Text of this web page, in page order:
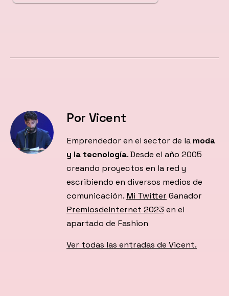
Por Vicent
Emprendedor en el sector de la moda
y la tecnología. Desde el año 2005
creando proyectos en la red y
escribiendo en diversos medios de
comunicación. Mi Twitter Ganador
PremiosdeInternet 2023 en el
apartado de Fashion
Ver todas las entradas de Vicent.